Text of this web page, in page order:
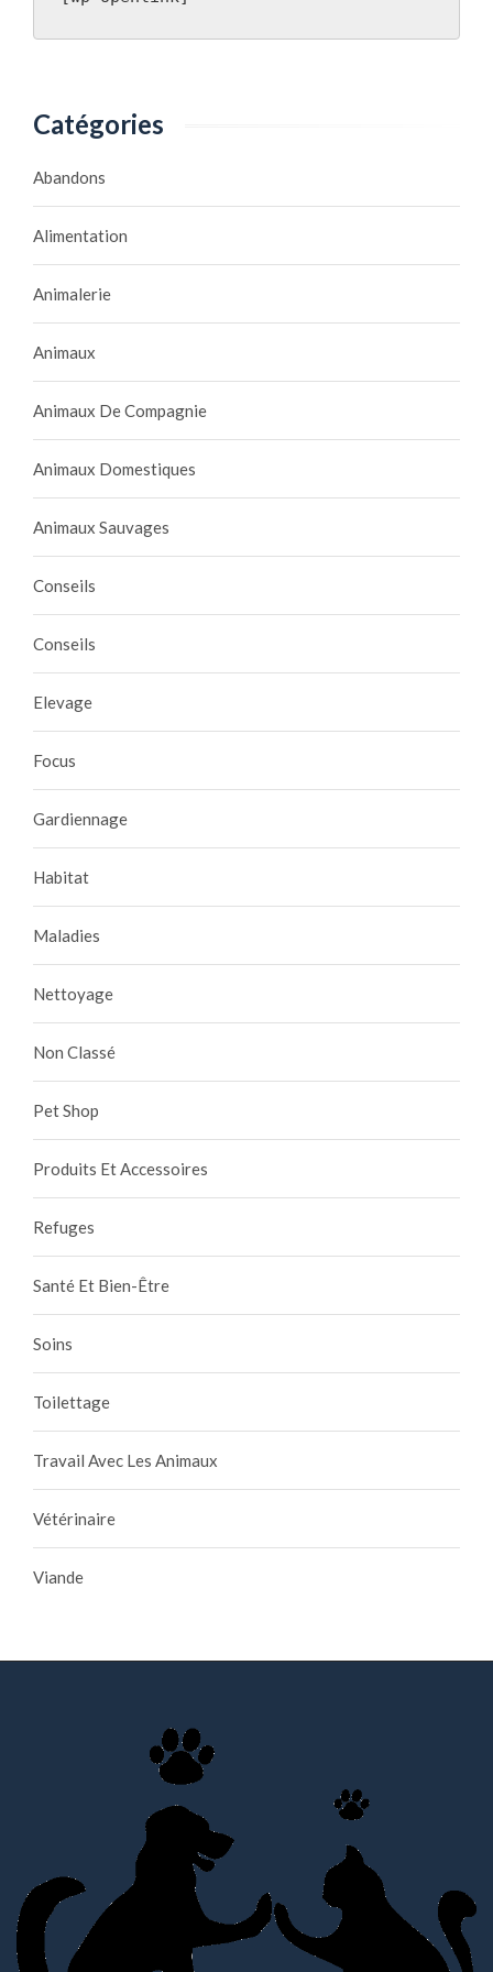
Catégories
Abandons
Alimentation
Animalerie
Animaux
Animaux De Compagnie
Animaux Domestiques
Animaux Sauvages
Conseils
Conseils
Elevage
Focus
Gardiennage
Habitat
Maladies
Nettoyage
Non Classé
Pet Shop
Produits Et Accessoires
Refuges
Santé Et Bien-Être
Soins
Toilettage
Travail Avec Les Animaux
Vétérinaire
Viande